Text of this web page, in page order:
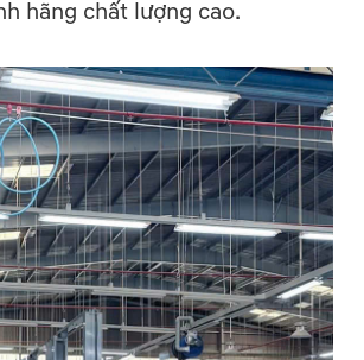
hãng chất lượng cao.